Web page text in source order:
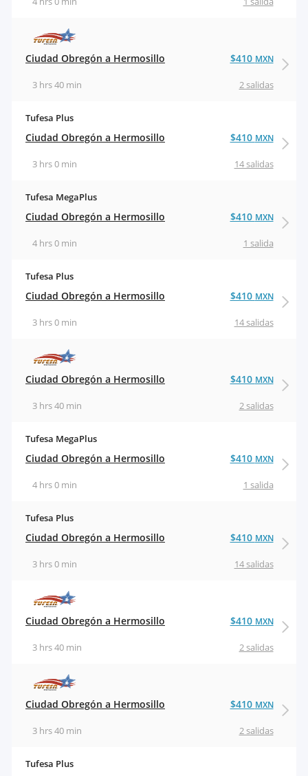
Ciudad Obregón a Hermosillo
2 salidas
3 hrs 40 min
$410 MXN
Tufesa Plus
Ciudad Obregón a Hermosillo
14 salidas
3 hrs 0 min
$410 MXN
Tufesa MegaPlus
Ciudad Obregón a Hermosillo
1 salida
4 hrs 0 min
$410 MXN
Tufesa Plus
Ciudad Obregón a Hermosillo
14 salidas
3 hrs 0 min
$410 MXN
Ciudad Obregón a Hermosillo
2 salidas
3 hrs 40 min
$410 MXN
Tufesa MegaPlus
Ciudad Obregón a Hermosillo
1 salida
4 hrs 0 min
$410 MXN
Tufesa Plus
Ciudad Obregón a Hermosillo
14 salidas
3 hrs 0 min
$410 MXN
Ciudad Obregón a Hermosillo
2 salidas
3 hrs 40 min
$410 MXN
Ciudad Obregón a Hermosillo
2 salidas
3 hrs 40 min
$410 MXN
Tufesa Plus